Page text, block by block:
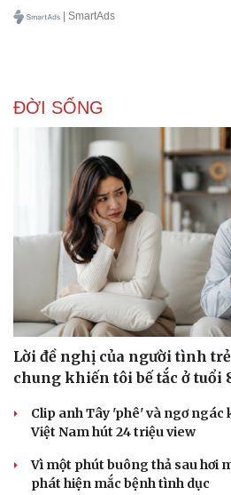
Âm nhạc | SmartAds
ĐỜI SỐNG
Lời đề nghị của người tình
chung khiến tôi bế tắc ở tuổi
Clip anh Tây 'phê' và ngơ ngác
Việt Nam hút 24 triệu view
Vì một phút buông thả sau hơi
phát hiện mắc bệnh tình dục